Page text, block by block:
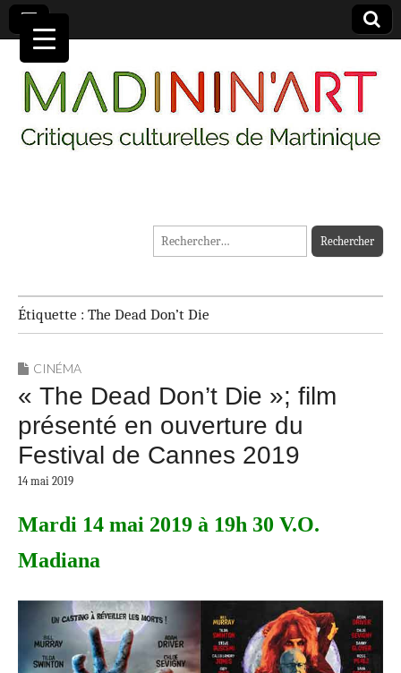
MADININ'ART
Rechercher :
Étiquette : The Dead Don’t Die
CINÉMA
« The Dead Don’t Die »; film
présenté en ouverture du
Festival de Cannes 2019
14 mai 2019
Mardi 14 mai 2019 à 19h 30 V.O.
Madiana